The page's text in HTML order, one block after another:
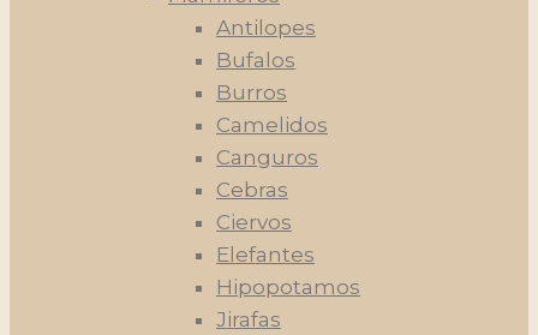
Antilopes
Bufalos
Burros
Camelidos
Canguros
Cebras
Ciervos
Elefantes
Hipopotamos
Jirafas